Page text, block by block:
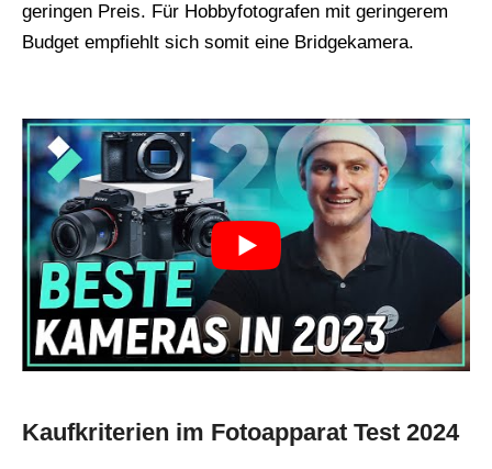
geringen Preis. Für Hobbyfotografen mit geringerem
Budget empfiehlt sich somit eine Bridgekamera.
Kaufkriterien im Fotoapparat Test 2024